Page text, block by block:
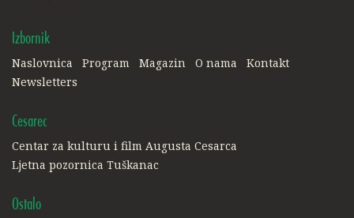
Izbornik
Naslovnica Program Magazin O nama
Kontakt
Newsletters
Cesarec
Centar za kulturu i film Augusta Cesarca
Ljetna pozornica Tuškanac
Ostalo